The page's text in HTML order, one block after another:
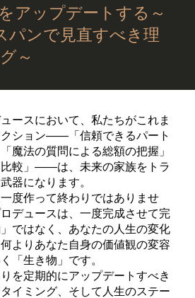
アップデートする～
パンで見直すべき理
～
ースにおいて、私たちがこれま
ション――「信頼できるパート
魔法の質問による総額の把握」
比較」――は、未来の家族をトラ
器になります。
度作って終わりではありませ
デュースは、一度完成させて完
ではなく、あなたの人生の変化
よりあなた自身の価値観の変容
「生き物」です。
を定期的にアップデートすべき
イミング、そして人生のステー